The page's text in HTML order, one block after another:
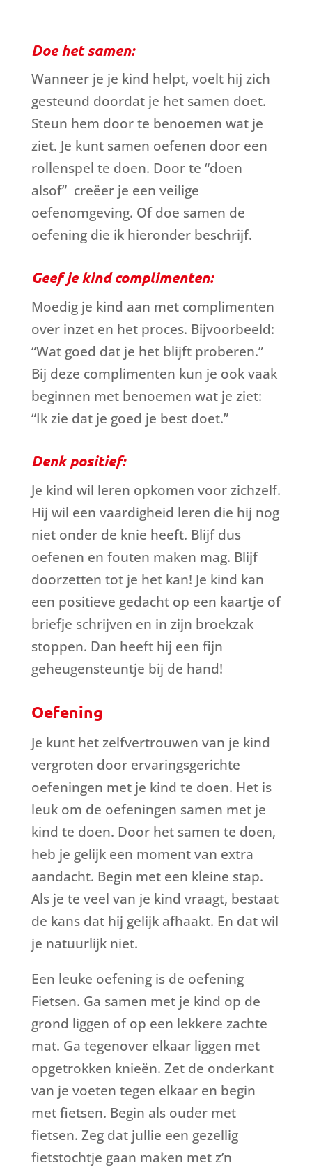
Doe het samen:
Wanneer je je kind helpt, voelt hij zich
gesteund doordat je het samen doet.
Steun hem door te benoemen wat je
ziet. Je kunt samen oefenen door een
rollenspel te doen. Door te “doen
alsof” creëer je een veilige
oefenomgeving. Of doe samen de
oefening die ik hieronder beschrijf.
Geef je kind complimenten:
Moedig je kind aan met complimenten
over inzet en het proces. Bijvoorbeeld:
“Wat goed dat je het blijft proberen.”
Bij deze complimenten kun je ook vaak
beginnen met benoemen wat je ziet:
“Ik zie dat je goed je best doet.”
Denk positief:
Je kind wil leren opkomen voor zichzelf.
Hij wil een vaardigheid leren die hij nog
niet onder de knie heeft. Blijf dus
oefenen en fouten maken mag. Blijf
doorzetten tot je het kan! Je kind kan
een positieve gedacht op een kaartje of
briefje schrijven en in zijn broekzak
stoppen. Dan heeft hij een fijn
geheugensteuntje bij de hand!
Oefening
Je kunt het zelfvertrouwen van je kind
vergroten door ervaringsgerichte
oefeningen met je kind te doen. Het is
leuk om de oefeningen samen met je
kind te doen. Door het samen te doen,
heb je gelijk een moment van extra
aandacht. Begin met een kleine stap.
Als je te veel van je kind vraagt, bestaat
de kans dat hij gelijk afhaakt. En dat wil
je natuurlijk niet.
Een leuke oefening is de oefening
Fietsen. Ga samen met je kind op de
grond liggen of op een lekkere zachte
mat. Ga tegenover elkaar liggen met
opgetrokken knieën. Zet de onderkant
van je voeten tegen elkaar en begin
met fietsen. Begin als ouder met
fietsen. Zeg dat jullie een gezellig
fietstochtje gaan maken met z’n